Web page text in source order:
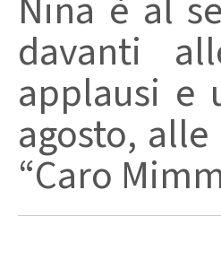
Nina è al
davanti
applausi e
agosto,
“Caro